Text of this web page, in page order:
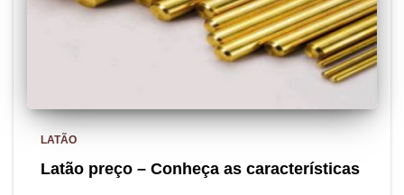
LATÃO
Latão preço – Conheça as características